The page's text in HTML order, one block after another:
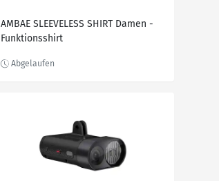
AMBAE SLEEVELESS SHIRT Damen -
Funktionsshirt